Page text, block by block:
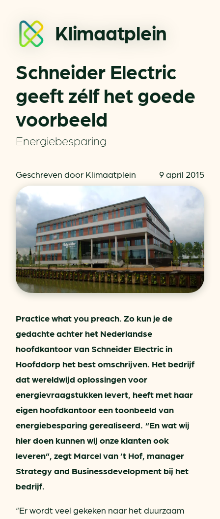
Klimaatplein
Schneider Electric
geeft zélf het goede
voorbeeld
Energiebesparing
Geschreven door Klimaatplein 9 april 2015
Practice what you preach. Zo kun je de
gedachte achter het Nederlandse
hoofdkantoor van Schneider Electric in
Hoofddorp het best omschrijven. Het bedrijf
dat wereldwijd oplossingen voor
energievraagstukken levert, heeft met haar
eigen hoofdkantoor een toonbeeld van
energiebesparing gerealiseerd. “En wat wij
hier doen kunnen wij onze klanten ook
leveren”, zegt Marcel van ’t Hof, manager
Strategy and Businessdevelopment bij het
bedrijf.
“Er wordt veel gekeken naar het duurzaam